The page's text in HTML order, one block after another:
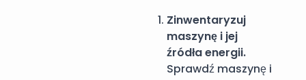
Zinwentaryzuj
maszynę i jej
źródła energii.
Sprawdź maszynę i